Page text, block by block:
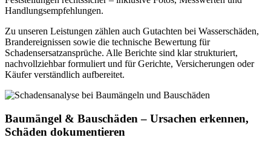
Handlungsempfehlungen.
Zu unseren Leistungen zählen auch Gutachten bei Wasserschäden,
Brandereignissen sowie die technische Bewertung für
Schadensersatzansprüche. Alle Berichte sind klar strukturiert,
nachvollziehbar formuliert und für Gerichte, Versicherungen oder
Käufer verständlich aufbereitet.
Baumängel & Bauschäden – Ursachen erkennen,
Schäden dokumentieren